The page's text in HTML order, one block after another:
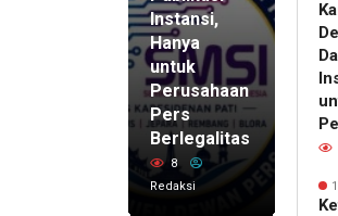
Instansi,
Hanya
untuk
Perusahaan
Pers
Berlegalitas
8
Redaksi
17 jam lalu
Ketum
DPP
IKAPPI